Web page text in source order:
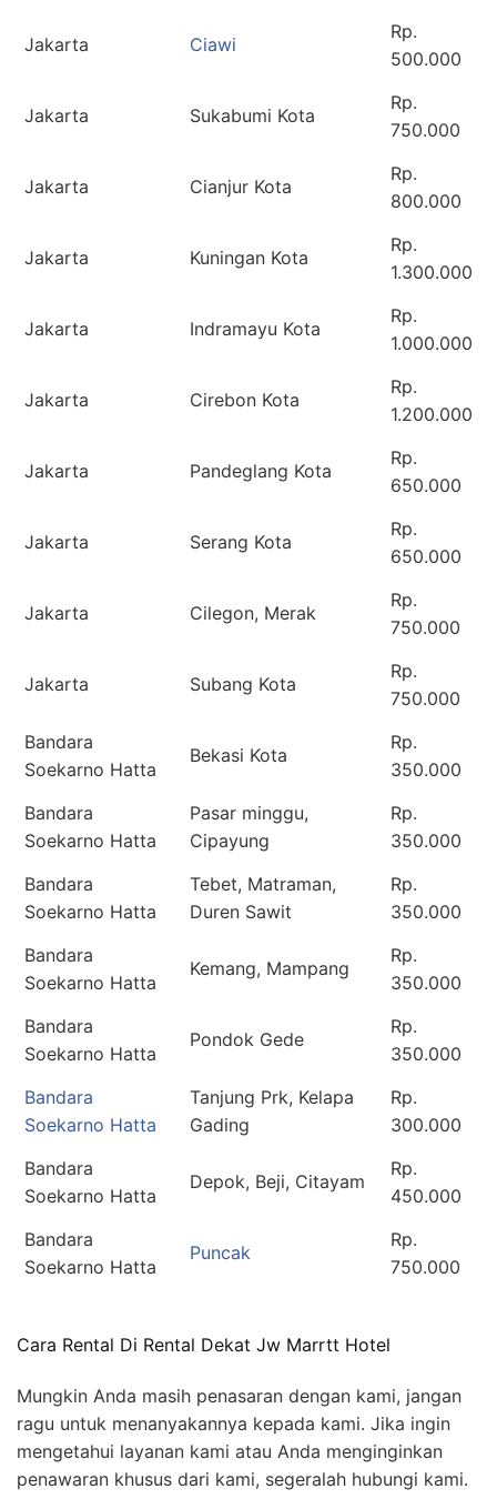
Jakarta Ciawi
Rp.
500.000
Jakarta Sukabumi Kota
Rp.
750.000
Jakarta Cianjur Kota
Rp.
800.000
Jakarta Kuningan Kota
Rp.
1.300.000
Jakarta Indramayu Kota
Rp.
1.000.000
Jakarta Cirebon Kota
Rp.
1.200.000
Jakarta Pandeglang Kota
Rp.
650.000
Jakarta Serang Kota
Rp.
650.000
Jakarta Cilegon, Merak
Rp.
750.000
Jakarta Subang Kota
Rp.
750.000
Bandara
Soekarno Hatta
Bekasi Kota
Rp.
350.000
Bandara
Soekarno Hatta
Pasar minggu,
Cipayung
Rp.
350.000
Bandara
Soekarno Hatta
Tebet, Matraman,
Duren Sawit
Rp.
350.000
Bandara
Soekarno Hatta
Kemang, Mampang
Rp.
350.000
Bandara
Soekarno Hatta
Pondok Gede
Rp.
350.000
Bandara
Soekarno Hatta
Tanjung Prk, Kelapa
Gading
Rp.
300.000
Bandara
Soekarno Hatta
Depok, Beji, Citayam
Rp.
450.000
Bandara
Soekarno Hatta
Puncak
Rp.
750.000
Cara Rental Di Rental Dekat Jw Marrtt Hotel
Mungkin Anda masih penasaran dengan kami, jangan
ragu untuk menanyakannya kepada kami. Jika ingin
mengetahui layanan kami atau Anda menginginkan
penawaran khusus dari kami, segeralah hubungi kami.